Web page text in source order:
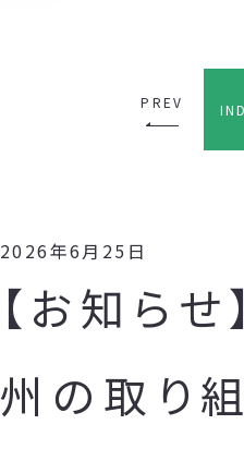
PREV
2026年6月25日
【お知らせ
州の取り